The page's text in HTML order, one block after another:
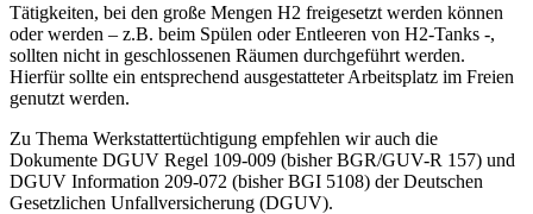
Tätigkeiten, bei den große Mengen H2 freigesetzt werden können
oder werden – z.B. beim Spülen oder Entleeren von H2-Tanks -,
sollten nicht in geschlossenen Räumen durchgeführt werden.
Hierfür sollte ein entsprechend ausgestatteter Arbeitsplatz im Freien
genutzt werden.
Zu Thema Werkstattertüchtigung empfehlen wir auch die
Dokumente DGUV Regel 109-009 (bisher BGR/GUV-R 157) und
DGUV Information 209-072 (bisher BGI 5108) der Deutschen
Gesetzlichen Unfallversicherung (DGUV).